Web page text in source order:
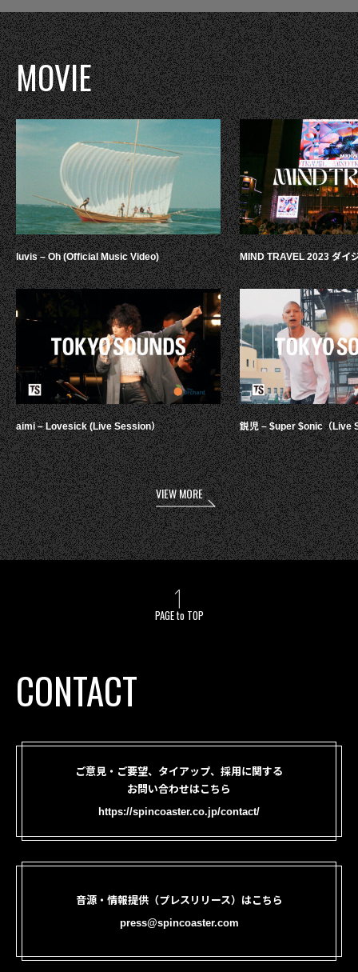
MOVIE
luvis – Oh (Official Music Video)
aimi – Lovesick (Live Session）
MIND TRAVEL 2023 ダイ
鋭児 – $uper $onic（Live
VIEW MORE
PAGE to TOP
CONTACT
ご意見・ご要望、タイアップ、採用に関する
お問い合わせはこちら
https://spincoaster.co.jp/contact/
音源・情報提供（プレスリリース）はこちら
press@spincoaster.com